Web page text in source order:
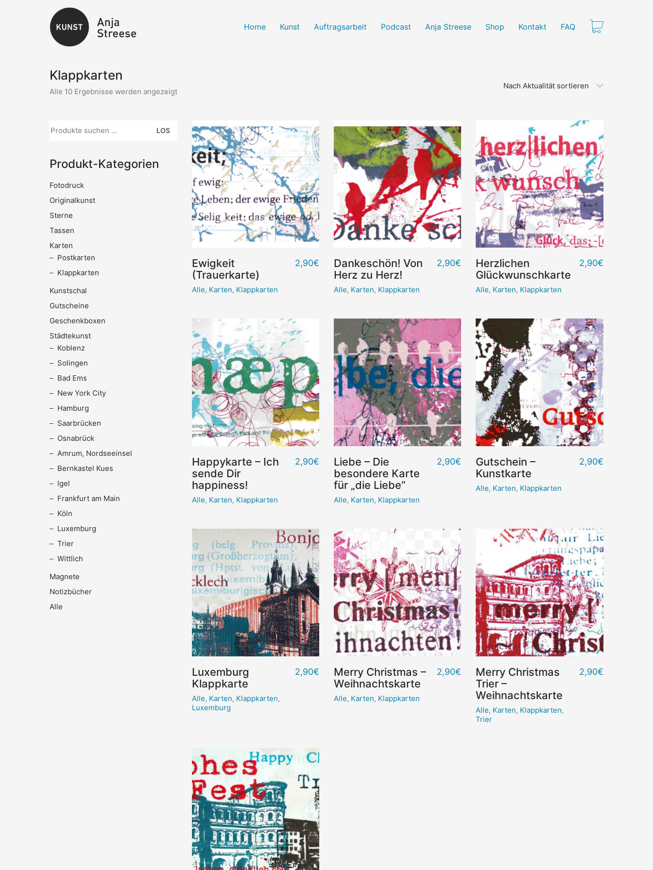
Home Kunst Auftragsarbeit Podcast Anja Streese Shop Kontakt FAQ
Klappkarten
Alle 10 Ergebnisse werden angezeigtNach
Nach Aktualität sortieren
Ewigkeit
(Trauerkarte)
Alle, Karten, Klappkarten
2,90€
Dankeschön! Von
Herz zu Herz!
Alle, Karten, Klappkarten
2,90€
Herzlichen
Glückwunschkarte
Alle, Karten, Klappkarten
2,90€
Happykarte – Ich
sende Dir
happiness!
Alle, Karten, Klappkarten
2,90€
Liebe – Die
besondere Karte
für „die Liebe“
Alle, Karten, Klappkarten
2,90€
Gutschein –
Kunstkarte
Alle, Karten, Klappkarten
2,90€
Luxemburg
Klappkarte
Alle, Karten, Klappkarten,
Luxemburg
2,90€
Merry Christmas –
Weihnachtskarte
Alle, Karten, Klappkarten
2,90€
Merry Christmas
Trier –
Weihnachtskarte
Alle, Karten, Klappkarten,
Trier
2,90€
nach:
LOS
Produkt-Kategorien
Fotodruck
Originalkunst
Sterne
Tassen
Karten
Postkarten
Klappkarten
Kunstschal
Gutscheine
Geschenkboxen
Städtekunst
Koblenz
Solingen
Bad Ems
New York City
Hamburg
Saarbrücken
Osnabrück
Amrum, Nordseeinsel
Bernkastel Kues
Igel
Frankfurt am Main
Köln
Luxemburg
Trier
Wittlich
Magnete
Notizbücher
Alle